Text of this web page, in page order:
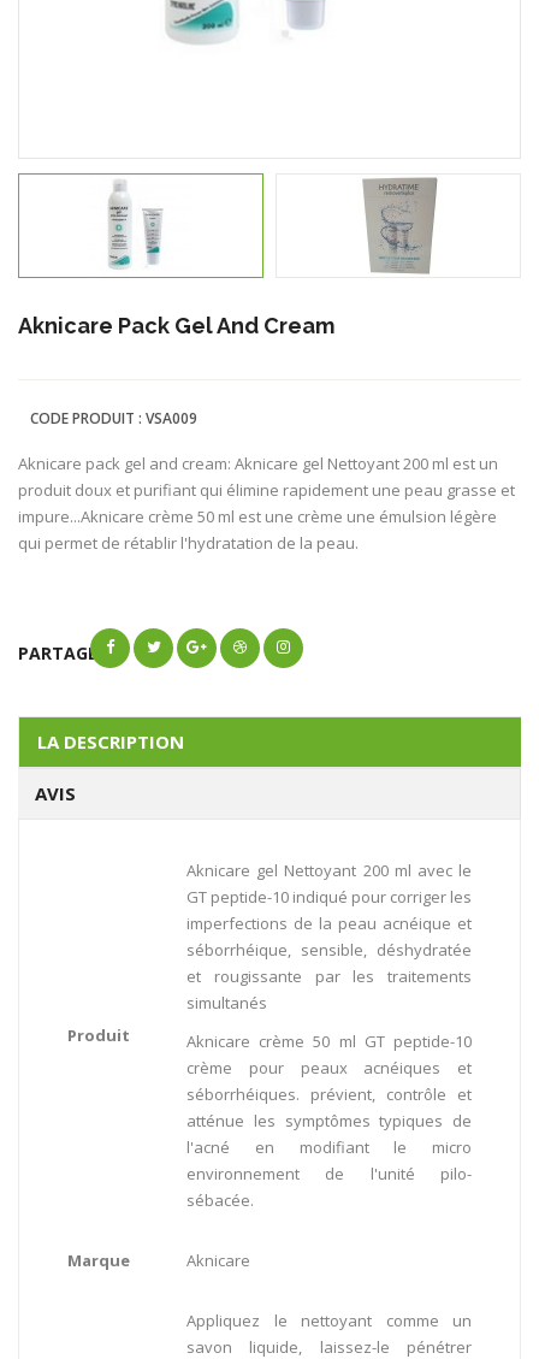
Aknicare Pack Gel And Cream
CODE PRODUIT : VSA009
Aknicare pack gel and cream: Aknicare gel Nettoyant 200 ml est un
produit doux et purifiant qui élimine rapidement une peau grasse et
impure...Aknicare crème 50 ml est une crème une émulsion légère
qui permet de rétablir l'hydratation de la peau.
PARTAGER
LA DESCRIPTION
AVIS
Produit
Aknicare gel Nettoyant 200 ml avec le
GT peptide-10 indiqué pour corriger les
imperfections de la peau acnéique et
séborrhéique, sensible, déshydratée
et rougissante par les traitements
simultanés
Aknicare crème 50 ml GT peptide-10
crème pour peaux acnéiques et
séborrhéiques. prévient, contrôle et
atténue les symptômes typiques de
l'acné en modifiant le micro
environnement de l'unité pilo-
sébacée.
Marque Aknicare
Appliquez le nettoyant comme un
savon liquide, laissez-le pénétrer